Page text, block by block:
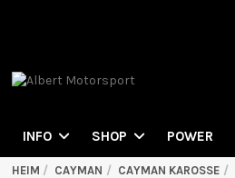
INFO SHOP POWER
HEIM CAYMAN CAYMAN KAROSSE